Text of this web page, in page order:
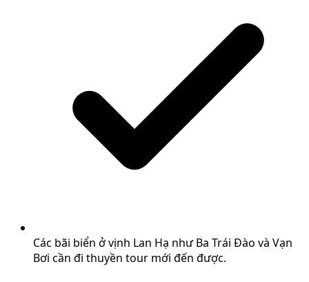
Các bãi biển ở vịnh Lan Hạ như Ba Trái Đào và Vạn
Bơi cần đi thuyền tour mới đến được.